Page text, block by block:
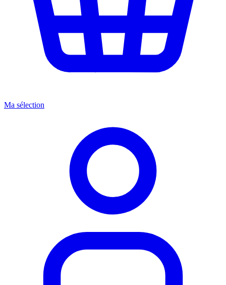
Ma sélection